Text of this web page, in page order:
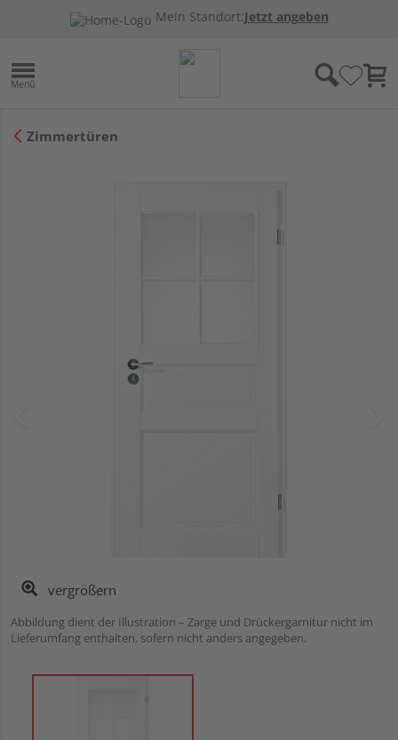
Mein Standort:Jetzt angeben
Zimmertüren
vergrößern
Abbildung dient der Illustration – Zarge und Drückergarnitur nicht im
Lieferumfang enthalten, sofern nicht anders angegeben.